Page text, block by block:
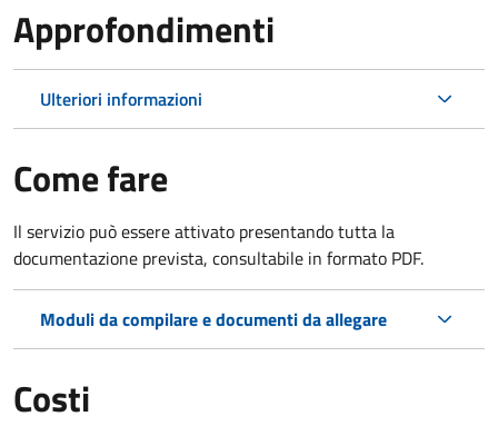
Approfondimenti
Ulteriori informazioni
Come fare
Il servizio può essere attivato presentando tutta la
documentazione prevista, consultabile in formato PDF.
Moduli da compilare e documenti da allegare
Costi